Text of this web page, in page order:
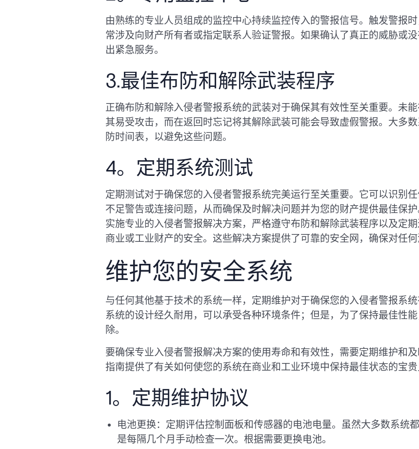
由熟练的专业人员组成的监控中心持续监控传入的警报信号。触发警报
常涉及向财产所有者或指定联系人验证警报。如果确认了真正的威胁或
出紧急服务。
3.最佳布防和解除武装程序
正确布防和解除入侵者警报系统的武装对于确保其有效性至关重要。未
其易受攻击，而在返回时忘记将其解除武装可能会导致虚假警报。大多
防时间表，以避免这些问题。
4。定期系统测试
定期测试对于确保您的入侵者警报系统完美运行至关重要。它可以识别
不足警告或连接问题，从而确保及时解决问题并为您的财产提供最佳保护
实施专业的入侵者警报解决方案，严格遵守布防和解除武装程序以及定
商业或工业财产的安全。这些解决方案提供了可靠的安全网，确保对任何
维护您的安全系统
与任何其他基于技术的系统一样，定期维护对于确保您的入侵者警报系
系统的设计经久耐用，可以承受各种环境条件；但是，为了保持最佳性
除。
要确保专业入侵者警报解决方案的使用寿命和有效性，需要定期维护和
指南提供了有关如何使您的系统在商业和工业环境中保持最佳状态的宝贵
1。定期维护协议
电池更换：定期评估控制面板和传感器的电池电量。虽然大多数系统
是每隔几个月手动检查一次。根据需要更换电池。